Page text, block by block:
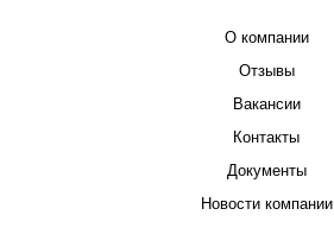
О компании
Отзывы
Вакансии
Контакты
Документы
Новости компании